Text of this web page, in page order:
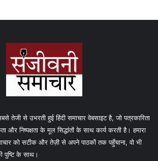
तेजी से उभरती हुई हिंदी समाचार वेबसाइट है, जो पत्रकारिता
और निष्पक्षता के मूल सिद्धांतों के साथ कार्य करती है। हमारा
को सटीक और तेज़ी से अपने पाठकों तक पहुँचाना, वो भी
पुष्टि के साथ।